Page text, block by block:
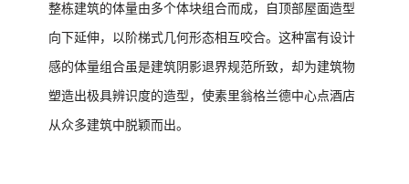
整栋建筑的体量由多个体块组合而成，自顶部屋面造型
向下延伸，以阶梯式几何形态相互咬合。这种富有设计
感的体量组合虽是建筑阴影退界规范所致，却为建筑物
塑造出极具辨识度的造型，使素里翁格兰德中心点酒店
从众多建筑中脱颖而出。